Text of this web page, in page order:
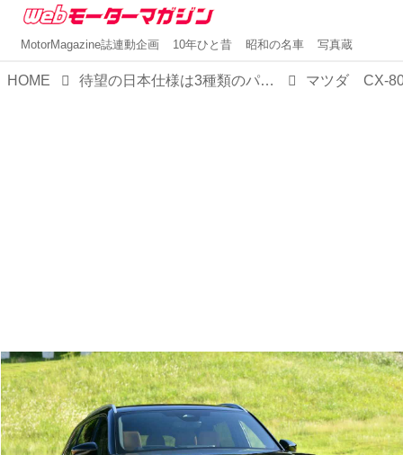
MotorMagazine誌連動企画 10年ひと昔 昭和の名車 写真蔵
HOME 待望の日本仕様は3種類のパワートレインで決定！マツダの新フラッグシップSUV「CX-80」はどこが新しい？ マツダ CX-